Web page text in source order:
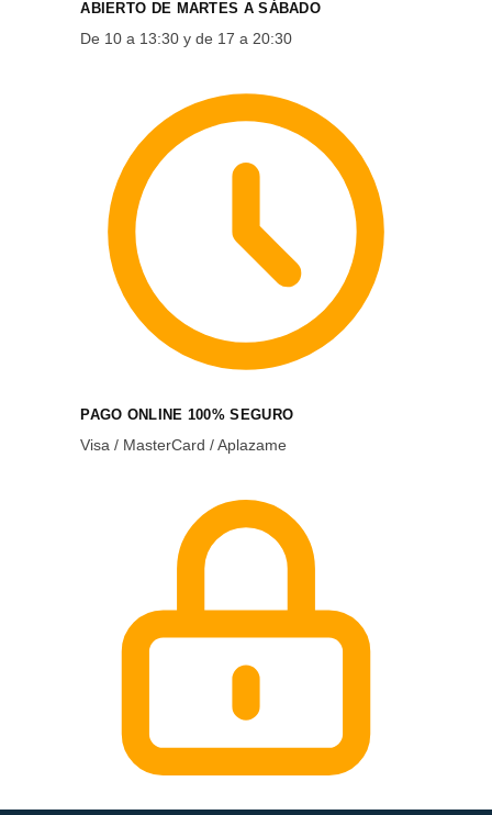
ABIERTO DE MARTES A SÁBADO
De 10 a 13:30 y de 17 a 20:30
PAGO ONLINE 100% SEGURO
Visa / MasterCard / Aplazame